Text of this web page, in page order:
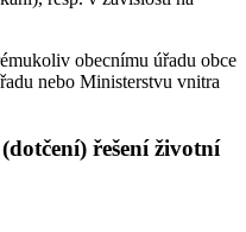
obecnímu úřadu obce
nebo Ministerstvu vnitra
řešení životní